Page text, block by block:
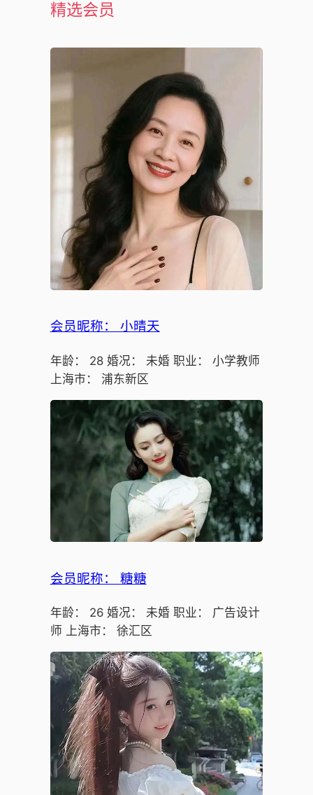
精选会员
会员昵称： 小晴天
年龄： 28 婚况： 未婚 职业： 小学教师
上海市： 浦东新区
会员昵称： 糖糖
年龄： 26 婚况： 未婚 职业： 广告设计
师 上海市： 徐汇区